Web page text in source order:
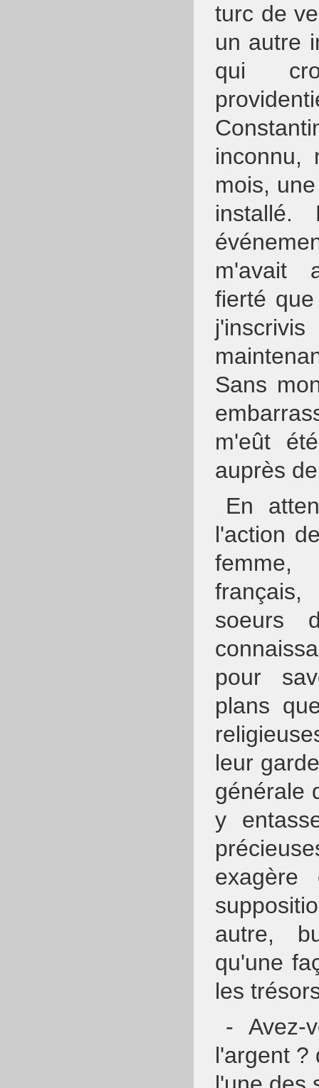
turc de
un autre
qui
inconnu,
mois,
m'avait
fierté
Sans
m'eût
auprès
En
l'action
femme,
soeurs
pour
plans
leur
générale
y
autre,
qu'une
les
- Avez-
l'argent ?